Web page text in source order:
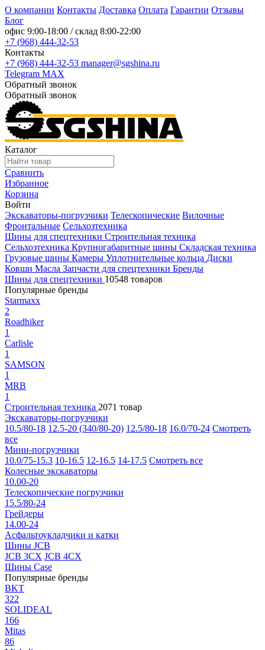
О компании Контакты Доставка Оплата Гарантии Отзывы
Блог
офис 9:00-18:00 / склад 8:00-22:00
+7 (968) 444-32-53
Контакты
+7 (968) 444-32-53 manager@sgshina.ru
Telegram MAX
Обратный звонок
Обратный звонок
Каталог
Сравнить
Избранное
Корзина
Войти
Экскаваторы-погрузчики Телескопические Вилочные
Фронтальные Сельхозтехника
Шины для спецтехники Строительная техника
Сельхозтехника Крупногабаритные шины Складская техника
Грузовые шины Камеры Уплотнительные кольца Диски
Ковши Масла Запчасти для спецтехники Бренды
Шины для спецтехники 10548 товаров
Популярные бренды
Starmaxx
2
Roadhiker
1
Carlisle
1
SAMSON
1
MRB
1
Строительная техника 2071 товар
Экскаваторы-погрузчики
10.5/80-18 12.5-20 (340/80-20) 12.5/80-18 16.0/70-24 Смотреть
все
Мини-погрузчики
10.0/75-15.3 10-16.5 12-16.5 14-17.5 Смотреть все
Колесные экскаваторы
10.00-20
Телескопические погрузчики
15.5/80-24
Грейдеры
14.00-24
Асфальтоукладчики и катки
Шины JCB
JCB 3CX JCB 4CX
Шины Case
Популярные бренды
BKT
322
SOLIDEAL
166
Mitas
86